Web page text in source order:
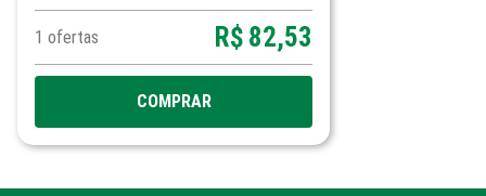
1 ofertas R$ 82,53
COMPRAR